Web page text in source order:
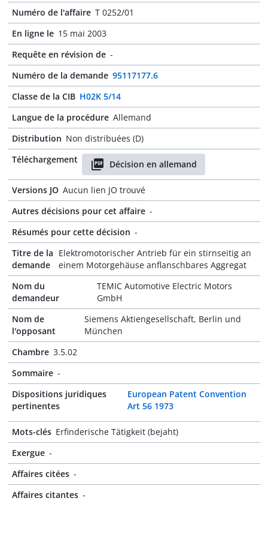
Numéro de l'affaire T 0252/01
En ligne le 15 mai 2003
Requête en révision de -
Numéro de la demande 95117177.6
Classe de la CIB H02K 5/14
Langue de la procédure Allemand
Distribution Non distribuées (D)
Téléchargement
Décision en allemand
Versions JO Aucun lien JO trouvé
Autres décisions pour cet affaire -
Résumés pour cette décision -
Titre de la
demande
Elektromotorischer Antrieb für ein stirnseitig an
einem Motorgehäuse anflanschbares Aggregat
Nom du
demandeur
TEMIC Automotive Electric Motors
GmbH
Nom de
l'opposant
Siemens Aktiengesellschaft, Berlin und
München
Chambre 3.5.02
Sommaire -
Dispositions juridiques
pertinentes
European Patent Convention
Art 56 1973
Mots-clés Erfinderische Tätigkeit (bejaht)
Exergue -
Affaires citées -
Affaires citantes -